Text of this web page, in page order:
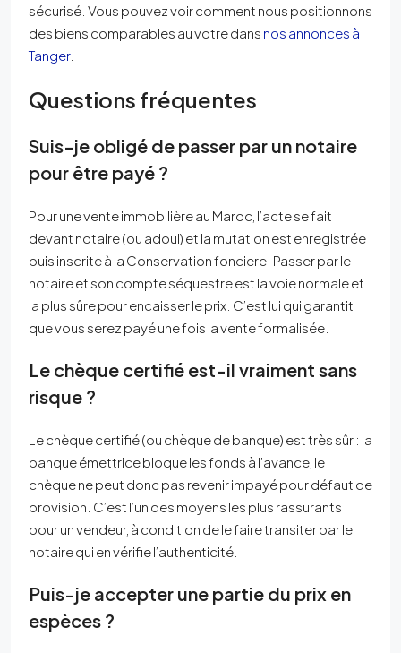
sécurisé. Vous pouvez voir comment nous positionnons
des biens comparables au votre dans nos annonces à
Tanger.
Questions fréquentes
Suis-je obligé de passer par un notaire
pour être payé ?
Pour une vente immobilière au Maroc, l’acte se fait
devant notaire (ou adoul) et la mutation est enregistrée
puis inscrite à la Conservation fonciere. Passer par le
notaire et son compte séquestre est la voie normale et
la plus sûre pour encaisser le prix. C’est lui qui garantit
que vous serez payé une fois la vente formalisée.
Le chèque certifié est-il vraiment sans
risque ?
Le chèque certifié (ou chèque de banque) est très sûr : la
banque émettrice bloque les fonds à l’avance, le
chèque ne peut donc pas revenir impayé pour défaut de
provision. C’est l’un des moyens les plus rassurants
pour un vendeur, à condition de le faire transiter par le
notaire qui en vérifie l’authenticité.
Puis-je accepter une partie du prix en
espèces ?